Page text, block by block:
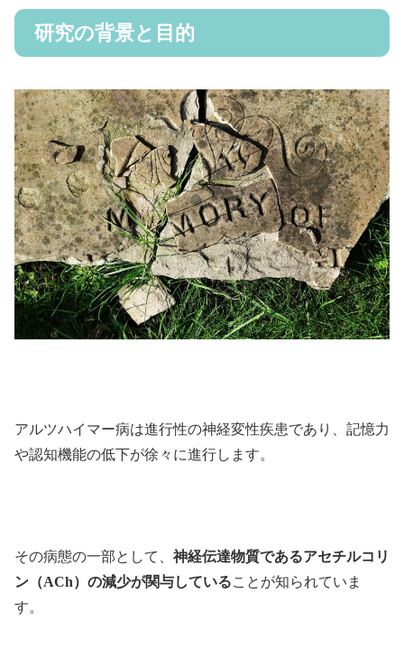
研究の背景と目的
アルツハイマー病は進行性の神経変性疾患であり、記憶力
や認知機能の低下が徐々に進行します。
その病態の一部として、 神経伝達物質であるアセチルコリ
ン（ACh）の減少が関与していることが知られていま
す。